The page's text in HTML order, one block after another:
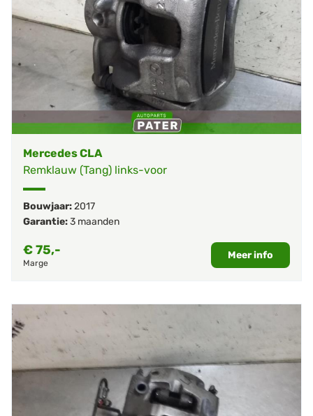
Mercedes CLA
Remklauw (Tang) links-voor
Bouwjaar:2017
Garantie:3 maanden
€75,-
Marge
Meer info